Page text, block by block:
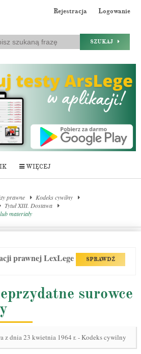
Rejestracja Logowanie
SZUKAJ
WIĘCEJ
prawne
Kodeks cywilny
Tytuł XIII. Dostawa
materiały
prawnej LexLege SPRAWDŹ
surowce
z dnia 23 kwietnia 1964 r. - Kodeks cywilny